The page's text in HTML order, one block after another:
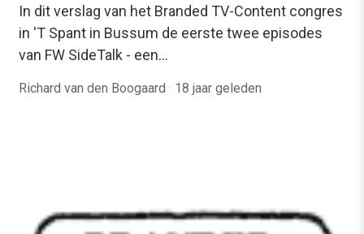
In dit verslag van het Branded TV-Content congres
in 'T Spant in Bussum de eerste twee episodes
van FW SideTalk - een…
Richard van den Boogaard · 18 jaar geleden